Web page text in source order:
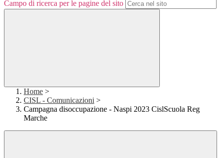
Campo di ricerca per le pagine del sito
Home >
CISL - Comunicazioni >
Campagna disoccupazione - Naspi 2023 CislScuola Reg
Marche